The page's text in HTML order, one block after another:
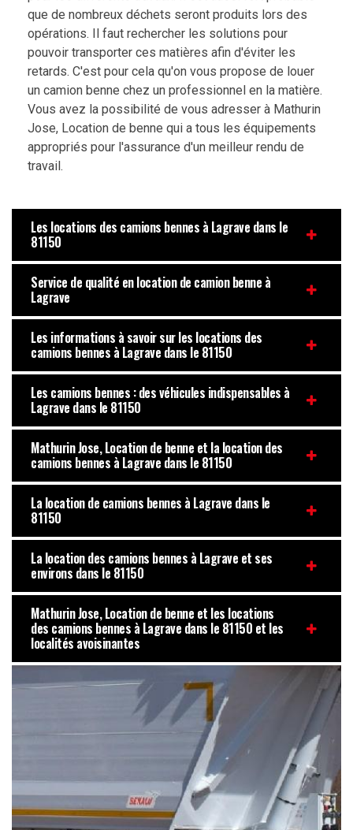
que de nombreux déchets seront produits lors des
opérations. Il faut rechercher les solutions pour
pouvoir transporter ces matières afin d'éviter les
retards. C'est pour cela qu'on vous propose de louer
un camion benne chez un professionnel en la matière.
Vous avez la possibilité de vous adresser à Mathurin
Jose, Location de benne qui a tous les équipements
appropriés pour l'assurance d'un meilleur rendu de
travail.
Les locations des camions bennes à Lagrave dans le
81150
Service de qualité en location de camion benne à
Lagrave
Les informations à savoir sur les locations des
camions bennes à Lagrave dans le 81150
Les camions bennes : des véhicules indispensables à
Lagrave dans le 81150
Mathurin Jose, Location de benne et la location des
camions bennes à Lagrave dans le 81150
La location de camions bennes à Lagrave dans le
81150
La location des camions bennes à Lagrave et ses
environs dans le 81150
Mathurin Jose, Location de benne et les locations
des camions bennes à Lagrave dans le 81150 et les
localités avoisinantes